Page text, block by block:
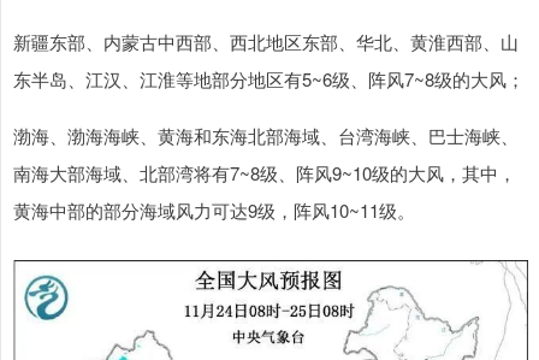
新疆东部、内蒙古中西部、西北地区东部、华北、黄淮西部、山
东半岛、江汉、江淮等地部分地区有5~6级、阵风7~8级的大风；
渤海、渤海海峡、黄海和东海北部海域、台湾海峡、巴士海峡、
南海大部海域、北部湾将有7~8级、阵风9~10级的大风，其中，
黄海中部的部分海域风力可达9级，阵风10~11级。